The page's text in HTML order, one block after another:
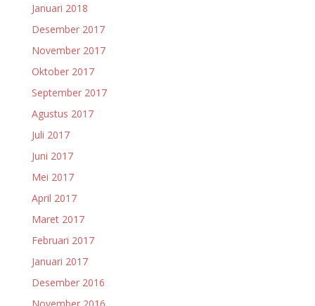
Januari 2018
Desember 2017
November 2017
Oktober 2017
September 2017
Agustus 2017
Juli 2017
Juni 2017
Mei 2017
April 2017
Maret 2017
Februari 2017
Januari 2017
Desember 2016
November 2016